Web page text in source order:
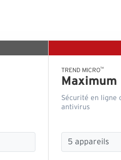
TREND MICRO™
Sécurité en ligne
antivirus